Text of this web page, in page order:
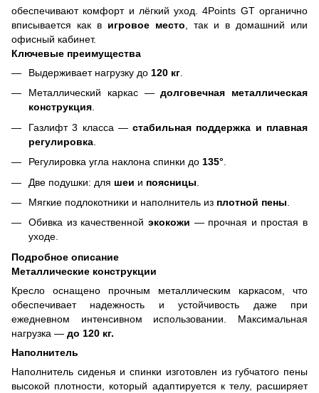
обеспечивают комфорт и лёгкий уход. 4Points GT органично
вписывается как в игровое место , так и в домашний или
офисный кабинет.
Ключевые преимущества
Выдерживает нагрузку до 120 кг
Металлический каркас —долговечная металлическая
конструкция.
Газлифт 3 класса —стабильная поддержка и плавная
регулировка
Регулировка угла наклона спинки до 135°
Две подушки: для шеи и поясницы
Мягкие подлокотники и наполнитель из плотной пены
Обивка из качественной экокожи — прочная и простая в
уходе.
Подробное описание
Металлические конструкции
Кресло оснащено прочным металлическим каркасом, что
обеспечивает надежность и устойчивость даже при
ежедневном интенсивном использовании. Максимальная
нагрузка — до 120 кг.
Наполнитель
Наполнитель сиденья и спинки изготовлен из губчатого пены
высокой плотности, который адаптируется к телу, расширяет